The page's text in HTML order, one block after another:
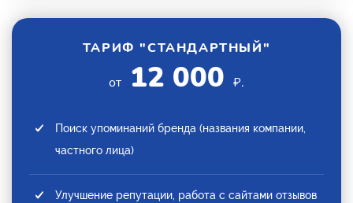
ТАРИФ "СТАНДАРТНЫЙ"
от 12 000 ₽.
Поиск упоминаний бренда (названия компании,
частного лица)
Улучшение репутации, работа с сайтами отзывов